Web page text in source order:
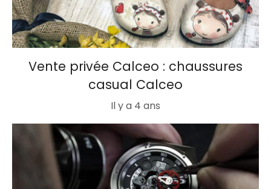
Vente privée Calceo : chaussures
casual Calceo
Il y a 4 ans